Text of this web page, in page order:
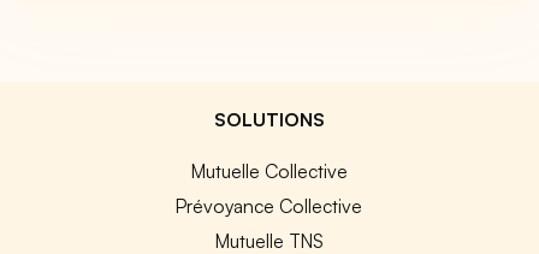
SOLUTIONS
Mutuelle Collective
Prévoyance Collective
Mutuelle TNS